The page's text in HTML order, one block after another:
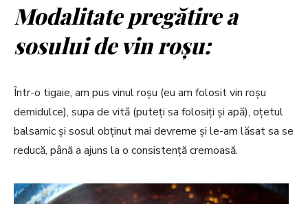
Modalitate pregătire a
sosului de vin roșu:
Într-o tigaie, am pus vinul roșu (eu am folosit vin roșu
demidulce), supa de vită (puteți sa folosiți și apă), oțetul
balsamic și sosul obținut mai devreme și le-am lăsat sa se
reducă, până a ajuns la o consistență cremoasă.